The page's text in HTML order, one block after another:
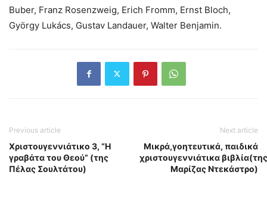
Buber, Franz Rosenzweig, Erich Fromm, Ernst Bloch,
György Lukács, Gustav Landauer, Walter Benjamin.
Previous article
Χριστουγεννιάτικο 3, “Η
γραβάτα του Θεού” (της
Πέλας Σουλτάτου)
Next article
Μικρά,γοητευτικά, παιδικά
χριστουγεννιάτικα βιβλία(της
Μαρίζας Ντεκάστρο)